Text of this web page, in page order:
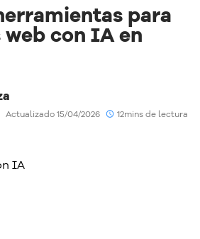
para
con IA en
Actualizado 15/04/2026 12mins de lectura